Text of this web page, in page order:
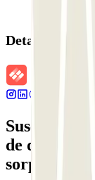
Detalles de la
Suscríbete
de
sorpresas.